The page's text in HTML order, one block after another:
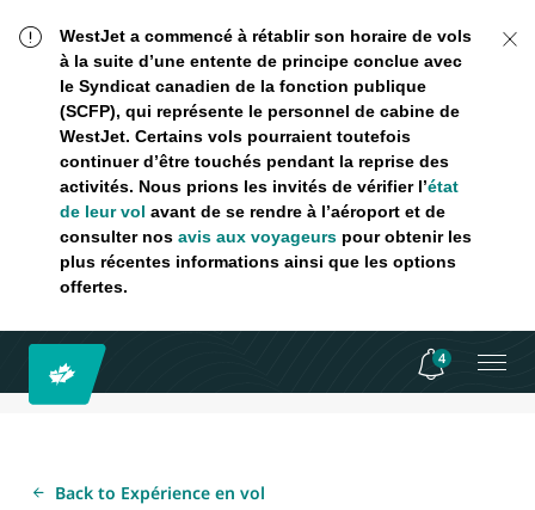
WestJet a commencé à rétablir son horaire de vols
à la suite d’une entente de principe conclue avec
le Syndicat canadien de la fonction publique
(SCFP), qui représente le personnel de cabine de
WestJet. Certains vols pourraient toutefois
continuer d’être touchés pendant la reprise des
activités. Nous prions les invités de vérifier l’état
de leur vol avant de se rendre à l’aéroport et de
consulter nos avis aux voyageurspour obtenir les
plus récentes informations ainsi que les options
offertes.
4
Back to Expérience en vol